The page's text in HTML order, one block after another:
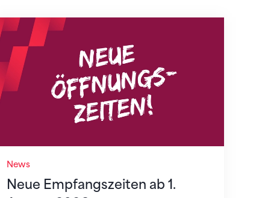
News
Neue Empfangszeiten ab 1.
Neue Empfangszeiten ab 1. August 2026